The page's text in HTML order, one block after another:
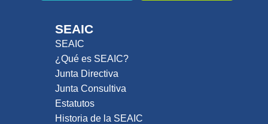
SEAIC
SEAIC
¿Qué es SEAIC?
Junta Directiva
Junta Consultiva
Estatutos
Historia de la SEAIC